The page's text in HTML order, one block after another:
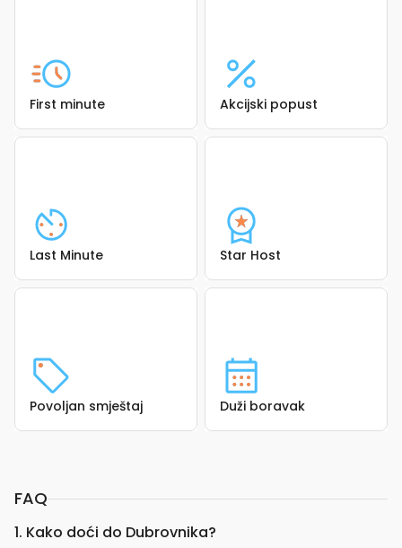
First minute Akcijski popust
Last Minute Star Host
Povoljan smještaj Duži boravak
FAQ
1. Kako doći do Dubrovnika?